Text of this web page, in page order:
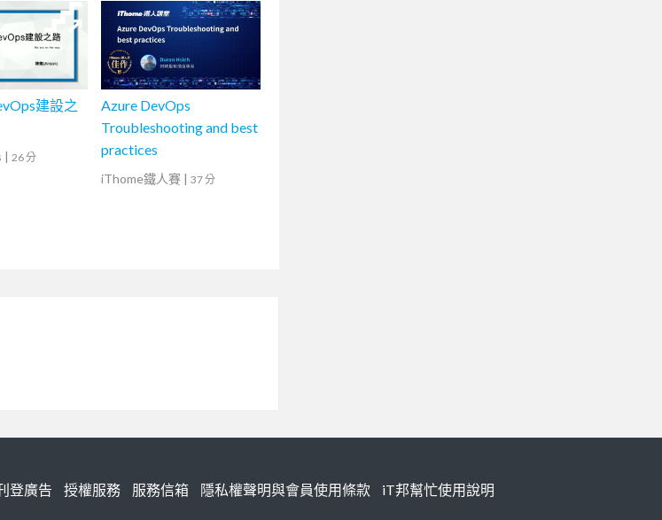
建設之
| 26 分
Azure DevOps
Troubleshooting and best
practices
iThome鐵人賽 | 37 分
登廣告 授權服務 服務信箱 隱私權聲明與會員使用條款 iT邦幫忙使用說明